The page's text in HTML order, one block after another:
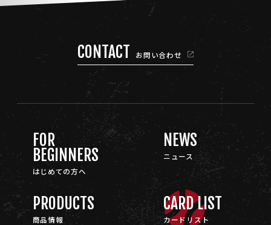
CONTACT お問い合わせ
FOR
BEGINNERS
はじめての方へ
NEWS
ニュース
PRODUCTS
商品情報
CARD LIST
カードリスト